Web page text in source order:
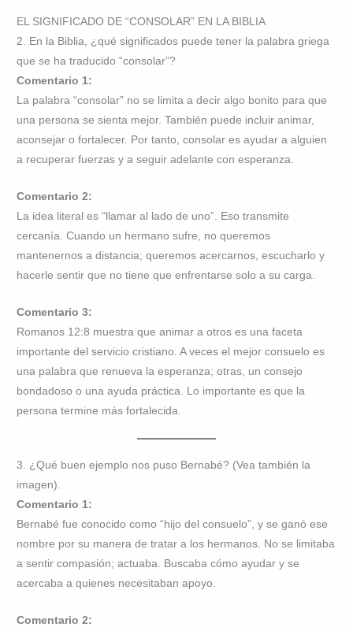
EL SIGNIFICADO DE “CONSOLAR” EN LA BIBLIA
2. En la Biblia, ¿qué significados puede tener la palabra griega
que se ha traducido “consolar”?
Comentario 1:
La palabra “consolar” no se limita a decir algo bonito para que
una persona se sienta mejor. También puede incluir animar,
aconsejar o fortalecer. Por tanto, consolar es ayudar a alguien
a recuperar fuerzas y a seguir adelante con esperanza.
Comentario 2:
La idea literal es “llamar al lado de uno”. Eso transmite
cercanía. Cuando un hermano sufre, no queremos
mantenernos a distancia; queremos acercarnos, escucharlo y
hacerle sentir que no tiene que enfrentarse solo a su carga.
Comentario 3:
Romanos 12:8 muestra que animar a otros es una faceta
importante del servicio cristiano. A veces el mejor consuelo es
una palabra que renueva la esperanza; otras, un consejo
bondadoso o una ayuda práctica. Lo importante es que la
persona termine más fortalecida.
3. ¿Qué buen ejemplo nos puso Bernabé? (Vea también la
imagen).
Comentario 1:
Bernabé fue conocido como “hijo del consuelo”, y se ganó ese
nombre por su manera de tratar a los hermanos. No se limitaba
a sentir compasión; actuaba. Buscaba cómo ayudar y se
acercaba a quienes necesitaban apoyo.
Comentario 2: